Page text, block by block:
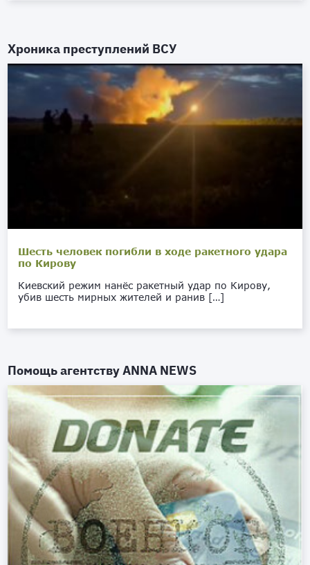
Хроника преступлений ВСУ
Шесть человек погибли в ходе ракетного удара
по Кирову
Киевский режим нанёс ракетный удар по Кирову,
убив шесть мирных жителей и ранив […]
Помощь агентствуANNA NEWS